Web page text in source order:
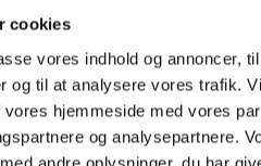
cookies
vores indhold og annoncer,
og til at analysere vores trafik.
hjemmeside med vores
og analysepartnere.
andre oplysninger, du har